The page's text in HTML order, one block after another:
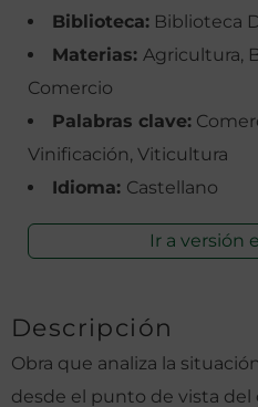
Biblioteca: Biblioteca
Materias: Agricultura,
Comercio
Palabras clave:
Vinificación, Viticultura
Idioma: Castellano
Ir a versión
Descripción
Obra que analiza la
desde el punto de vista del